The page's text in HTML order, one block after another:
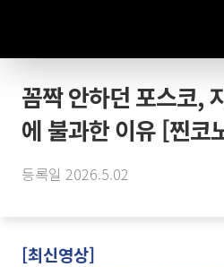
꼼짝 안하던 포스코,
에 불과한 이유 [찐코
등록일 2026.5.02
[최신영상]